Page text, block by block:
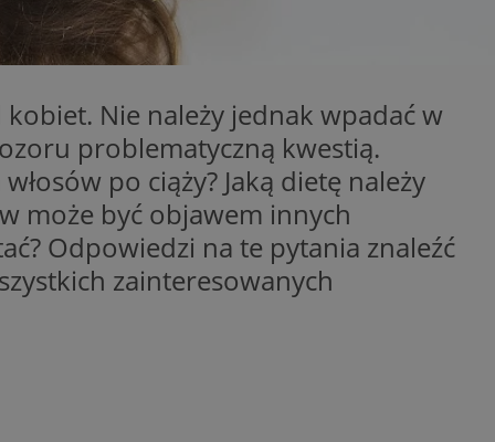
Nie należy jednak wpadać w
problematyczną kwestią.
po ciąży? Jaką dietę należy
może być objawem innych
Odpowiedzi na te pytania znaleźć
zainteresowanych
sesji.
sesji.
ludzi i
internetowej,
ważnych raportów
internetowej.
identyfikatora
obsługuje
optymalizacji
lub reklamy.
o zgodzie